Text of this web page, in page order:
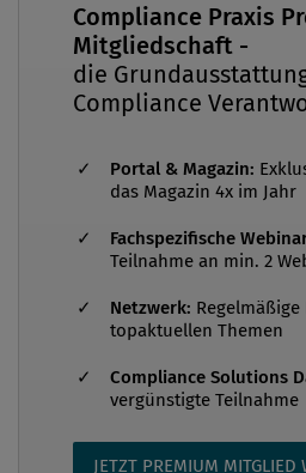
Compliance Praxis
Mitgliedschaft -
die
Compliance
Portal & Magazin:
das Magazin 4x im Jahr
Fachspezifische
Teilnahme an min. 2
Netzwerk:
topaktuellen Themen
Compliance Solutions
vergünstigte Teilnahme
JETZT PREMIUM MITGLIED